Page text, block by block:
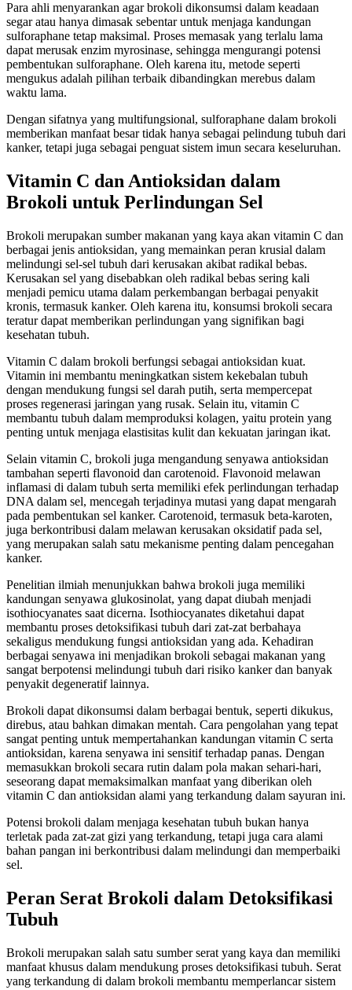
Para ahli menyarankan agar brokoli dikonsumsi dalam keadaan
segar atau hanya dimasak sebentar untuk menjaga kandungan
sulforaphane tetap maksimal. Proses memasak yang terlalu lama
dapat merusak enzim myrosinase, sehingga mengurangi potensi
pembentukan sulforaphane. Oleh karena itu, metode seperti
mengukus adalah pilihan terbaik dibandingkan merebus dalam
waktu lama.
Dengan sifatnya yang multifungsional, sulforaphane dalam brokoli
memberikan manfaat besar tidak hanya sebagai pelindung tubuh dari
kanker, tetapi juga sebagai penguat sistem imun secara keseluruhan.
Vitamin C dan Antioksidan dalam
Brokoli untuk Perlindungan Sel
Brokoli merupakan sumber makanan yang kaya akan vitamin C dan
berbagai jenis antioksidan, yang memainkan peran krusial dalam
melindungi sel-sel tubuh dari kerusakan akibat radikal bebas.
Kerusakan sel yang disebabkan oleh radikal bebas sering kali
menjadi pemicu utama dalam perkembangan berbagai penyakit
kronis, termasuk kanker. Oleh karena itu, konsumsi brokoli secara
teratur dapat memberikan perlindungan yang signifikan bagi
kesehatan tubuh.
Vitamin C dalam brokoli berfungsi sebagai antioksidan kuat.
Vitamin ini membantu meningkatkan sistem kekebalan tubuh
dengan mendukung fungsi sel darah putih, serta mempercepat
proses regenerasi jaringan yang rusak. Selain itu, vitamin C
membantu tubuh dalam memproduksi kolagen, yaitu protein yang
penting untuk menjaga elastisitas kulit dan kekuatan jaringan ikat.
Selain vitamin C, brokoli juga mengandung senyawa antioksidan
tambahan seperti flavonoid dan carotenoid. Flavonoid melawan
inflamasi di dalam tubuh serta memiliki efek perlindungan terhadap
DNA dalam sel, mencegah terjadinya mutasi yang dapat mengarah
pada pembentukan sel kanker. Carotenoid, termasuk beta-karoten,
juga berkontribusi dalam melawan kerusakan oksidatif pada sel,
yang merupakan salah satu mekanisme penting dalam pencegahan
kanker.
Penelitian ilmiah menunjukkan bahwa brokoli juga memiliki
kandungan senyawa glukosinolat, yang dapat diubah menjadi
isothiocyanates saat dicerna. Isothiocyanates diketahui dapat
membantu proses detoksifikasi tubuh dari zat-zat berbahaya
sekaligus mendukung fungsi antioksidan yang ada. Kehadiran
berbagai senyawa ini menjadikan brokoli sebagai makanan yang
sangat berpotensi melindungi tubuh dari risiko kanker dan banyak
penyakit degeneratif lainnya.
Brokoli dapat dikonsumsi dalam berbagai bentuk, seperti dikukus,
direbus, atau bahkan dimakan mentah. Cara pengolahan yang tepat
sangat penting untuk mempertahankan kandungan vitamin C serta
antioksidan, karena senyawa ini sensitif terhadap panas. Dengan
memasukkan brokoli secara rutin dalam pola makan sehari-hari,
seseorang dapat memaksimalkan manfaat yang diberikan oleh
vitamin C dan antioksidan alami yang terkandung dalam sayuran ini.
Potensi brokoli dalam menjaga kesehatan tubuh bukan hanya
terletak pada zat-zat gizi yang terkandung, tetapi juga cara alami
bahan pangan ini berkontribusi dalam melindungi dan memperbaiki
sel.
Peran Serat Brokoli dalam Detoksifikasi
Tubuh
Brokoli merupakan salah satu sumber serat yang kaya dan memiliki
manfaat khusus dalam mendukung proses detoksifikasi tubuh. Serat
yang terkandung di dalam brokoli membantu memperlancar sistem